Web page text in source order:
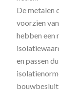
De metalen
voorzien
hebben een
en passen